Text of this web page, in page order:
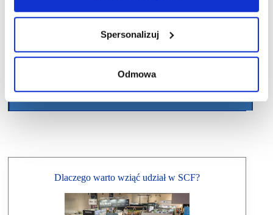
Spersonalizuj
Odmowa
Dlaczego warto wziąć udział w SCF?